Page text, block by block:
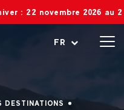
2 mai 2027.
FR
Ouvrir le menu
DESTINATIONS